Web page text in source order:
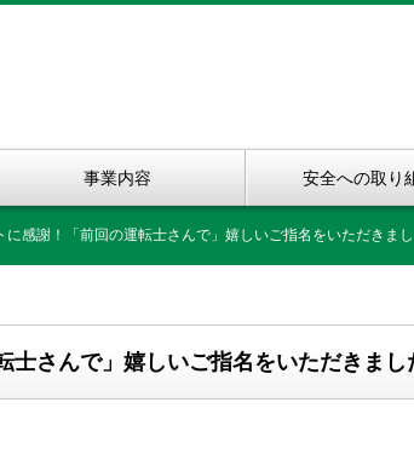
事業内容 安全への取り
に感謝！「前回の運転士さんで」嬉しいご指名をいただきま
士さんで」嬉しいご指名をいただきまし